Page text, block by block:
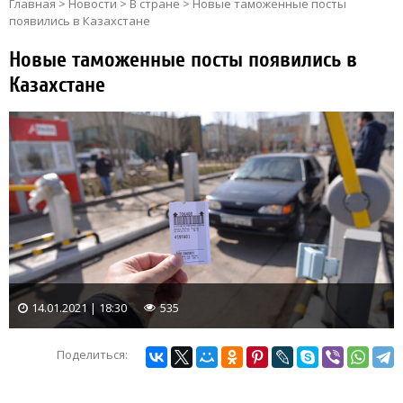
Главная > Новости > В стране > Новые таможенные посты
появились в Казахстане
Новые таможенные посты появились в
Казахстане
14.01.2021 | 18:30 535
Поделиться: